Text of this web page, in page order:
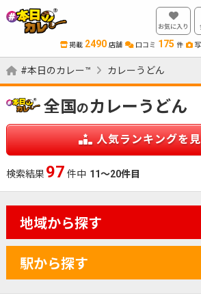
お気に入り
掲載 2490 店舗 口コミ 175 件
#本日のカレー™ カレーうどん
全国 のカレーうどん
人気ランキングを
検索結果 97 件中 11～20件目
地域から探す
カレーのジャンルを絞
駅から探す